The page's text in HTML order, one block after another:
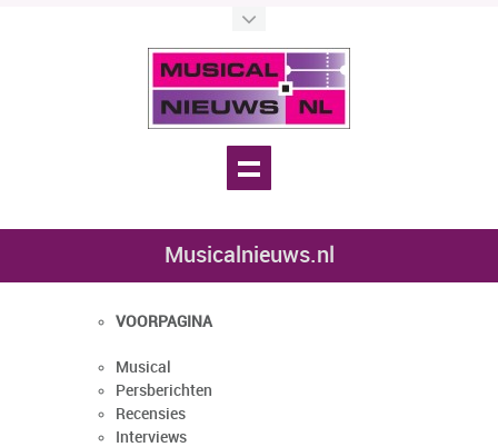
Musicalnieuws.nl
VOORPAGINA
Musical
Persberichten
Recensies
Interviews